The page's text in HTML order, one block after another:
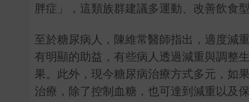
胖症」，這類族群建議多運動、改善飲食
至於糖尿病人，陳維常醫師指出，適度減
有明顯的助益，有些病人透過減重與調整
果。此外，現今糖尿病治療方式多元，如
治療，除了控制血糖，也可達到減重以及